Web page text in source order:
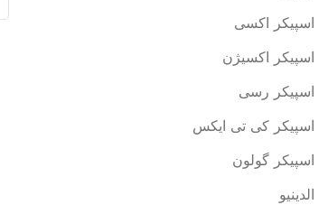
اسپیکر اکسی
اسپیکر اکسیژن
اسپیکر رسی
اسپیکر کی تی ایکس
اسپیکر گولون
الدینیو